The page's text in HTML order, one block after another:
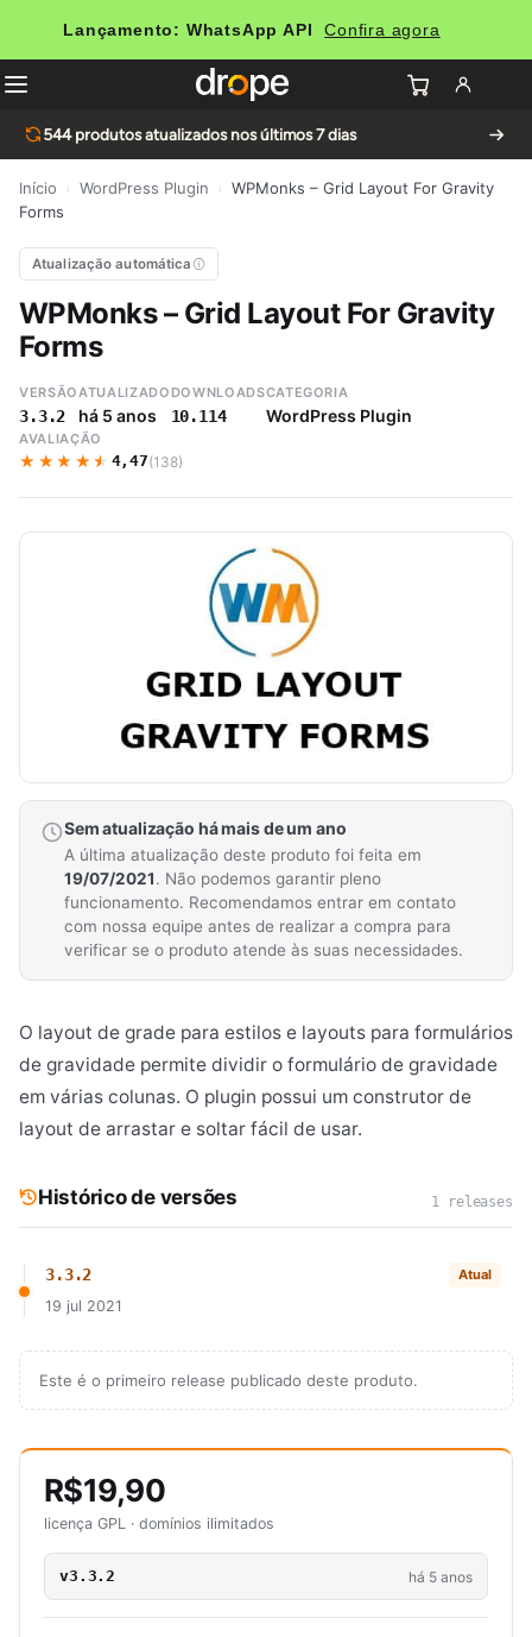
Lançamento: WhatsApp API Confira agora
544produtos atualizados nos últimos 7 dias
Início WordPress Plugin
WPMonks – Grid Layout For Gravity
Forms
Atualização automática
WPMonks – Grid Layout For Gravity
Forms
VERSÃO
3.3.2
ATUALIZADO
há 5 anos
DOWNLOADS
10.114
CATEGORIA
WordPress Plugin
AVALIAÇÃO
★★★★★
★★★★★ 4,47(138)
Sem atualização há mais de um ano
A última atualização deste produto foi feita em
19/07/2021. Não podemos garantir pleno
funcionamento. Recomendamos entrar em contato
com nossa equipe antes de realizar a compra para
verificar se o produto atende às suas necessidades.
O layout de grade para estilos e layouts para formulários
de gravidade permite dividir o formulário de gravidade
em várias colunas. O plugin possui um construtor de
layout de arrastar e soltar fácil de usar.
Histórico de versões 1 releases
3.3.2 Atual
19 jul 2021
Este é o primeiro release publicado deste produto.
R$19,90
licença GPL · domínios ilimitados
v3.3.2 há 5 anos